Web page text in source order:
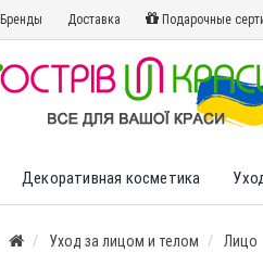
Бренды Доставка Подарочные
Декоративная косметика
Уход за лицом и телом Лицо